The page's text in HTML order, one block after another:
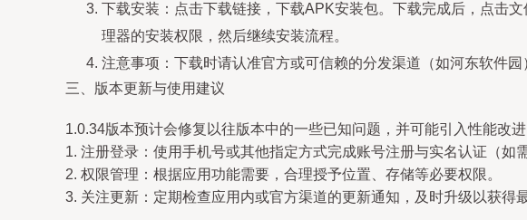
下载安装：点击下载链接，下载APK安装包。下载完成后，点击
理器的安装权限，然后继续安装流程。
注意事项：下载时请认准官方或可信赖的分发渠道（如河东软件
三、版本更新与使用建议
1.0.34版本预计会修复以往版本中的一些已知问题，并可能引入性能改
1. 注册登录：使用手机号或其他指定方式完成账号注册与实名认证（如
2. 权限管理：根据应用功能需要，合理授予位置、存储等必要权限。
3. 关注更新：定期检查应用内或官方渠道的更新通知，及时升级以获得